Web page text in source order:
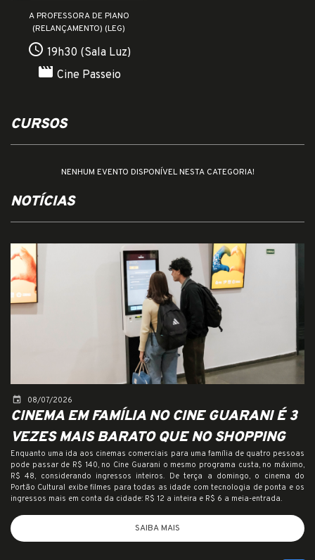
A PROFESSORA DE PIANO
(RELANÇAMENTO) (LEG)
access_time 19h30 (Sala Luz)
movie Cine Passeio
CURSOS
NENHUM EVENTO DISPONÍVEL NESTA CATEGORIA!
NOTÍCIAS
event 08/07/2026
CINEMA EM FAMÍLIA NO CINE GUARANI É 3
VEZES MAIS BARATO QUE NO SHOPPING
Enquanto uma ida aos cinemas comerciais para uma família de quatro pessoas
pode passar de R$ 140, no Cine Guarani o mesmo programa custa, no máximo,
R$ 48, considerando ingressos inteiros. De terça a domingo, o cinema do
Portão Cultural exibe filmes para todas as idade com tecnologia de ponta e os
ingressos mais em conta da cidade: R$ 12 a inteira e R$ 6 a meia-entrada.
SAIBA MAIS